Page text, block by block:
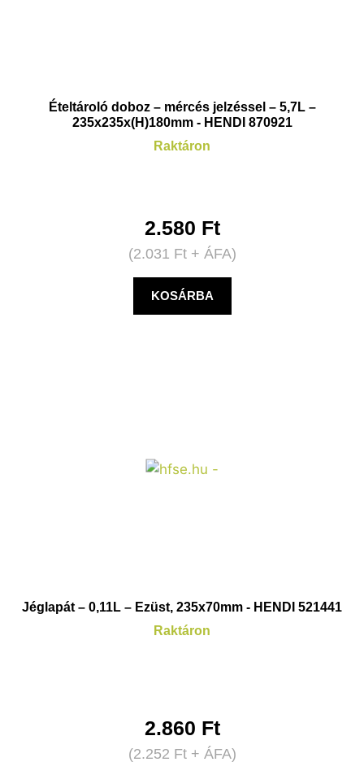
Ételtároló doboz – mércés jelzéssel – 5,7L –
235x235x(H)180mm - HENDI 870921
Raktáron
2.580 Ft
(2.031 Ft+ ÁFA)
KOSÁRBA
Jéglapát – 0,11L – Ezüst, 235x70mm - HENDI 521441
Raktáron
2.860 Ft
(2.252 Ft+ ÁFA)